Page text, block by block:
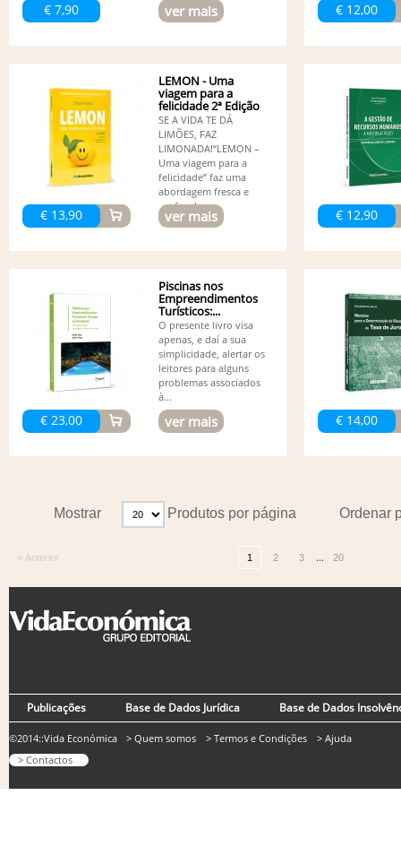
€ 7,90 ver mais € 12,00
€ 13,90
LEMON - Uma
viagem para a
felicidade 2ª Edição
SE A VIDA TE DÁ
LIMÕES, FAZ
LIMONADA!“LEMON –
Uma viagem para a
felicidade” faz uma
abordagem fresca e
profunda...
ver mais € 12,90
€ 23,00
Piscinas nos
Empreendimentos
Turísticos:...
O presente livro visa
apenas, e daí a sua
simplicidade, alertar os
leitores para alguns
problemas associados
à...
ver mais € 14,00
Ordenar
Mostrar Produtos por página
« Anterior 1 2 3 ... 20
Publicações Base de Dados Jurídica Base de Dados
©2014::Vida Económica
> Contactos
> Quem somos > Termos e Condições > Ajuda